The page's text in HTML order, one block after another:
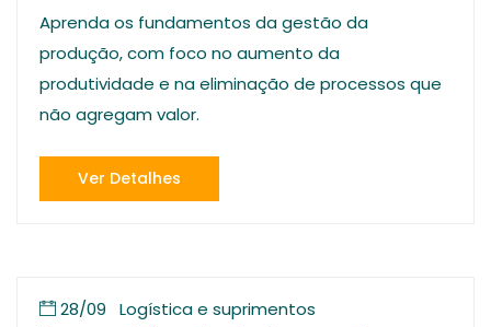
Aprenda os fundamentos da gestão da
produção, com foco no aumento da
produtividade e na eliminação de processos que
não agregam valor.
Ver Detalhes
28/09 Logística e suprimentos